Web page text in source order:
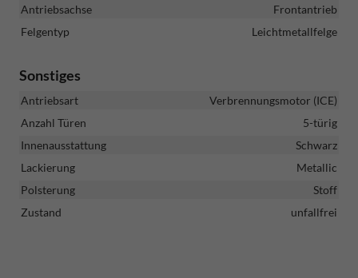
Antriebsachse
Frontantrieb
Felgentyp
Leichtmetallfelge
Sonstiges
Antriebsart
Verbrennungsmotor (ICE)
Anzahl Türen
5-türig
Innenausstattung
Schwarz
Lackierung
Metallic
Polsterung
Stoff
Zustand
unfallfrei